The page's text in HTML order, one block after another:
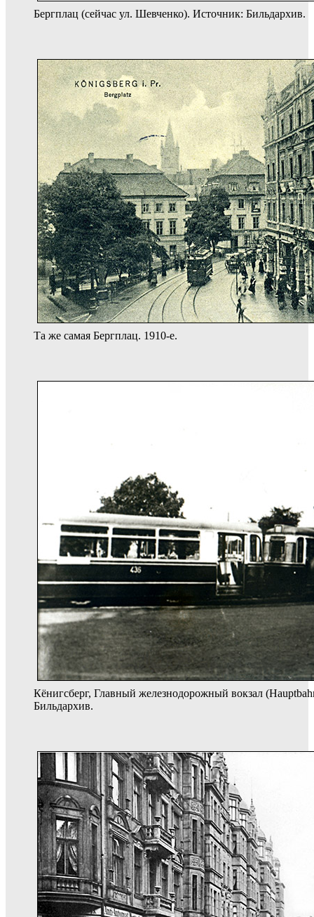
Бергплац (сейчас ул. Шевченко). Источник: Бильдархив.
Та же самая Бергплац. 1910-е.
Кёнигсберг, Главный железнодорожный вокзал
Бильдархив.